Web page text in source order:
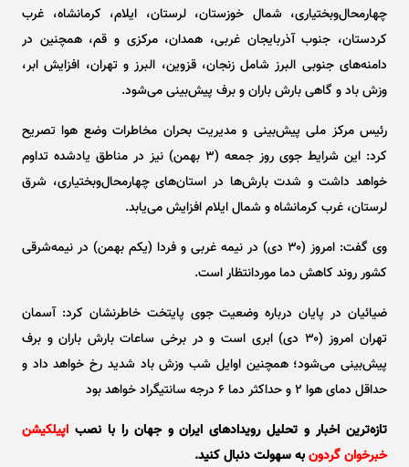
چهارمحال‌وبختیاری، شمال خوزستان، لرستان، ایلام، کرمانشاه، غرب
کردستان، جنوب آذربایجان غربی، همدان، مرکزی و قم، همچنین در
دامنه‌های جنوبی البرز شامل زنجان، قزوین، البرز و تهران، افزایش ابر،
وزش باد و گاهی بارش باران و برف پیش‌بینی می‌شود.
رئیس مرکز ملی پیش‌بینی و مدیریت بحران مخاطرات وضع هوا تصریح
کرد: این شرایط جوی روز جمعه (۳ بهمن) نیز در مناطق یادشده تداوم
خواهد داشت و شدت بارش‌ها در استان‌های چهارمحال‌وبختیاری، شرق
لرستان، غرب کرمانشاه و شمال ایلام افزایش می‌یابد.
وی گفت: امروز (۳۰ دی) در نیمه غربی و فردا (یکم بهمن) در نیمه‌شرقی
کشور روند کاهش دما موردانتظار است.
ضیائیان در پایان درباره وضعیت جوی پایتخت خاطرنشان کرد: آسمان
تهران امروز (۳۰ دی) ابری است و در برخی ساعات بارش باران و برف
پیش‌بینی می‌شود؛ همچنین اوایل شب وزش باد شدید رخ خواهد داد و
حداقل دمای هوا ۲ و حداکثر دما ۶ درجه سانتیگراد خواهد بود
تازه‌ترین اخبار و تحلیل‌ رویدادهای ایران و جهان را با نصب اپیلکیشن
خبرخوان گردونبه سهولت دنبال کنید.